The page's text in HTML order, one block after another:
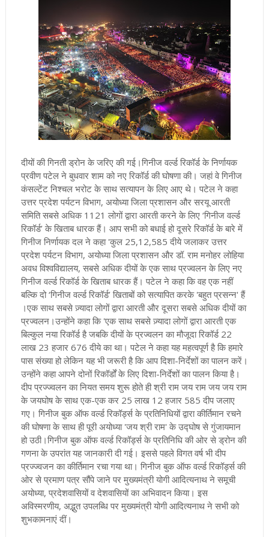
दीयों की गिनती ड्रोन के जरिए की गई।गिनीज वर्ल्ड रिकॉर्ड के निर्णायक
प्रवीण पटेल ने बुधवार शाम को नए रिकॉर्ड की घोषणा की। जहां वे गिनीज
कंसल्टेंट निश्चल भरोट के साथ सत्यापन के लिए आए थे। पटेल ने कहा
उत्तर प्रदेश पर्यटन विभाग, अयोध्या जिला प्रशासन और सरयू आरती
समिति सबसे अधिक 1121 लोगों द्वारा आरती करने के लिए ‘गिनीज वर्ल्ड
रिकॉर्ड’ के खिताब धारक हैं। आप सभी को बधाई होदूसरे रिकॉर्ड के बारे में
गिनीज निर्णायक दल ने कहा 'कुल 25,12,585 दीये जलाकर उत्तर
प्रदेश पर्यटन विभाग, अयोध्या जिला प्रशासन और डॉ. राम मनोहर लोहिया
अवध विश्वविद्यालय, सबसे अधिक दीयों के एक साथ प्रज्वलन के लिए नए
गिनीज वर्ल्ड रिकॉर्ड के खिताब धारक हैं। पटेल ने कहा कि वह एक नहीं
बल्कि दो ‘गिनीज वर्ल्ड रिकॉर्ड’ खिताबों को सत्यापित करके 'बहुत प्रसन्न' हैं
।एक साथ सबसे ज़्यादा लोगों द्वारा आरती और दूसरा सबसे अधिक दीयों का
प्रज्वलन।उन्होंने कहा कि 'एक साथ सबसे ज़्यादा लोगों द्वारा आरती एक
बिल्कुल नया रिकॉर्ड है जबकि दीयों के प्रज्वलन का मौजूदा रिकॉर्ड 22
लाख 23 हजार 676 दीये का था। पटेल ने कहा यह महत्वपूर्ण है कि हमारे
पास संख्या हो लेकिन यह भी जरूरी है कि आप दिशा-निर्देशों का पालन करें।
उन्होंने कहा आपने दोनों रिकॉर्डों के लिए दिशा-निर्देशों का पालन किया है।
दीप प्रज्ज्वलन का नियत समय शुरू होते ही श्री राम जय राम जय जय राम
के जयघोष के साथ एक-एक कर 25 लाख 12 हजार 585 दीप जलाए
गए। गिनीज बुक ऑफ वर्ल्ड रिकॉर्ड्स के प्रतिनिधियों द्वारा कीर्तिमान रचने
की घोषणा के साथ ही पूरी अयोध्या 'जय श्री राम' के उद्घोष से गुंजायमान
हो उठी।गिनीज बुक ऑफ वर्ल्ड रिकॉर्ड्स के प्रतिनिधि की ओर से ड्रोन की
गणना के उपरांत यह जानकारी दी गई। इससे पहले विगत वर्ष भी दीप
प्रज्ज्वजन का कीर्तिमान रचा गया था। गिनीज बुक ऑफ वर्ल्ड रिकॉर्ड्स की
ओर से प्रमाण पत्र सौंपे जाने पर मुख्यमंत्री योगी आदित्यनाथ ने समूची
अयोध्या, प्रदेशवासियों व देशवासियों का अभिवादन किया। इस
अविस्मरणीय, अद्भुत उपलब्धि पर मुख्यमंत्री योगी आदित्यनाथ ने सभी को
शुभकामनाएं दीं।